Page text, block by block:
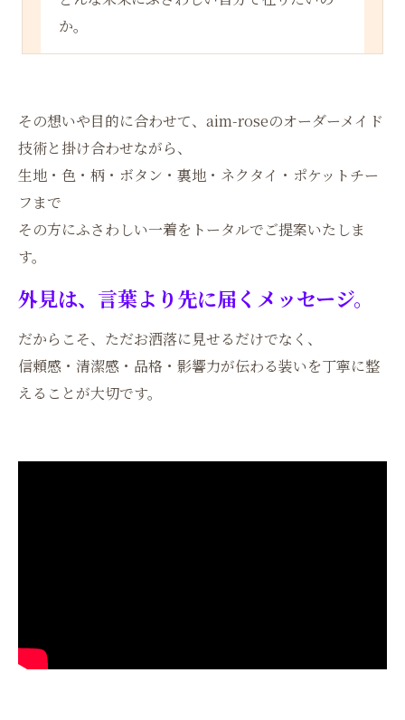
か。
その想いや目的に合わせて、aim-roseのオーダーメイド
技術と掛け合わせながら、
生地・色・柄・ボタン・裏地・ネクタイ・ポケットチー
フまで
その方にふさわしい一着をトータルでご提案いたしま
す。
外見は、言葉より先に届くメッセージ。
だからこそ、ただお洒落に見せるだけでなく、
信頼感・清潔感・品格・影響力が伝わる装いを丁寧に整
えることが大切です。